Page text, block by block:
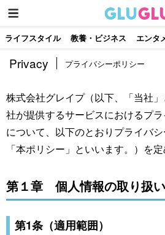
ライフスタイル 教養・ビジネス エンタ
Privacy プライバシーポリシー
株式会社グレイプ（以下、「当社
社が提供するサービスにおけるプ
について、以下のとおりプライバシ
「本ポリシー」といいます。）を定
第１章 個人情報の取り扱い
第1条（適用範囲）